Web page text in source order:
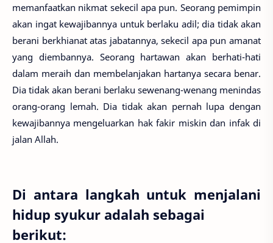
memanfaatkan nikmat sekecil apa pun. Seorang pemimpin
akan ingat kewajibannya untuk berlaku adil; dia tidak akan
berani berkhianat atas jabatannya, sekecil apa pun amanat
yang diembannya. Seorang hartawan akan berhati-hati
dalam meraih dan membelanjakan hartanya secara benar.
Dia tidak akan berani berlaku sewenang-wenang menindas
orang-orang lemah. Dia tidak akan pernah lupa dengan
kewajibannya mengeluarkan hak fakir miskin dan infak di
jalan Allah.
Di antara langkah untuk menjalani
hidup syukur adalah sebagai
berikut: